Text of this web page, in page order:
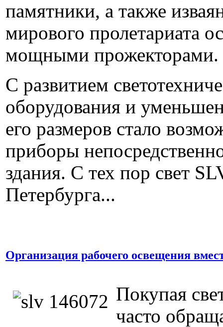
памятники, а также
мирового пролетариата
мощными прожекторами.
С развитием
оборудования и
его размеров стало
приборы
здания. С тех пор свет
Петербурга...
Организация рабочего освещения
Покупая
часто